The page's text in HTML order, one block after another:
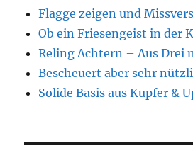
Flagge zeigen und
Ob ein Friesengeist in der
Reling Achtern – Aus Drei
Bescheuert aber sehr
Solide Basis aus Kupfer &